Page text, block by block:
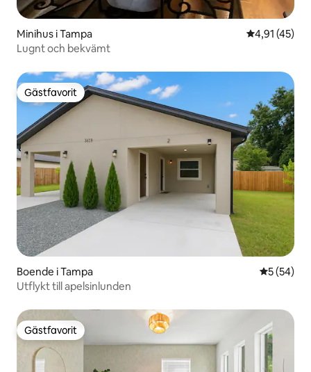
Minihus i Tampa 4,91 av 5 i
4,91 (45)
Lugnt och bekvämt
Gästfavorit
Gästfavorit
Boende i Tampa 5 av 5 i
5 (54)
Utflykt till apelsinlunden
Gästfavorit
Gästfavorit